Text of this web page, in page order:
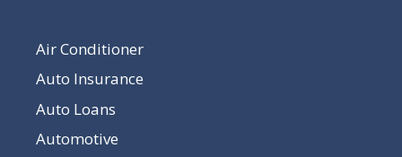
Air Conditioner
Auto Insurance
Auto Loans
Automotive